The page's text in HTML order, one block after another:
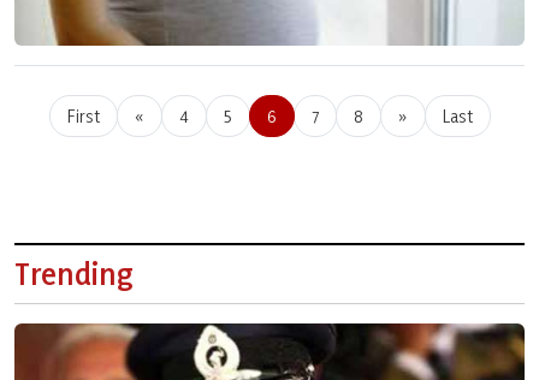
First « 4 5 6 7 8 » Last
Trending